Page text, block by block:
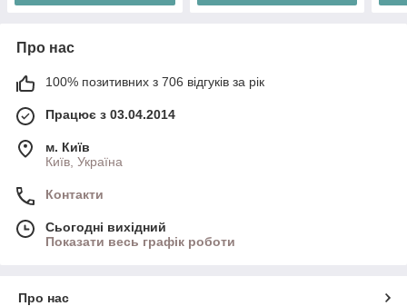
Про нас
100% позитивних з 706 відгуків за рік
Працює з 03.04.2014
м. Київ
Київ, Україна
Контакти
Сьогодні вихідний
Показати весь графік роботи
Про нас